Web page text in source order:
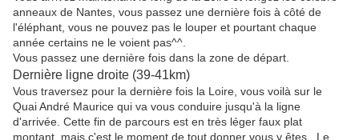
anneaux de Nantes, vous passez une dernière fois à côté de
l'éléphant, vous ne pouvez pas le louper et pourtant chaque
année certains ne le voient pas^^.
Vous passez une dernière fois dans la zone de départ.
Dernière ligne droite (39-41km)
Vous traversez pour la dernière fois la Loire, vous voilà sur le
Quai André Maurice qui va vous conduire jusqu'à la ligne
d'arrivée. Cette fin de parcours est en très léger faux plat
montant, mais c'est le moment de tout donner vous y êtes. Le